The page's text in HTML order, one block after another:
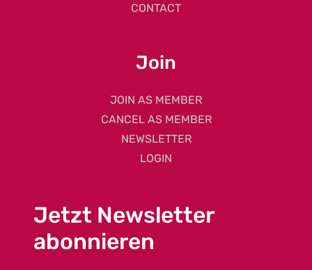
CONTACT
Join
JOIN AS MEMBER
CANCEL AS MEMBER
NEWSLETTER
LOGIN
Jetzt Newsletter
abonnieren